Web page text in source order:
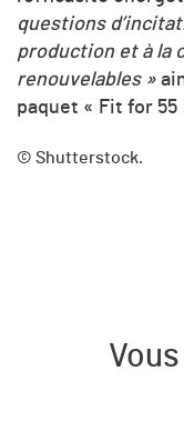
questions
production et à la
renouvelables »
paquet « Fit for 55
© Shutterstock.